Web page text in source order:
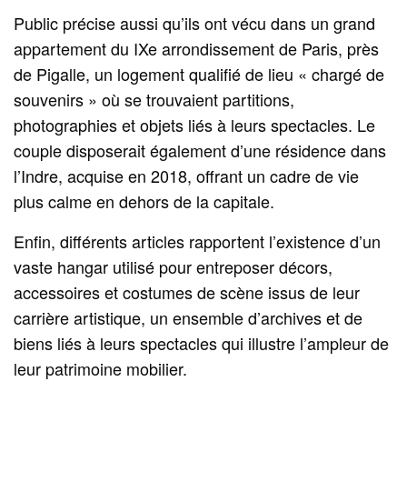
Public précise aussi qu’ils ont vécu dans un grand
appartement du IXe arrondissement de Paris, près
de Pigalle, un logement qualifié de lieu « chargé de
souvenirs » où se trouvaient partitions,
photographies et objets liés à leurs spectacles. Le
couple disposerait également d’une résidence dans
l’Indre, acquise en 2018, offrant un cadre de vie
plus calme en dehors de la capitale.
Enfin, différents articles rapportent l’existence d’un
vaste hangar utilisé pour entreposer décors,
accessoires et costumes de scène issus de leur
carrière artistique, un ensemble d’archives et de
biens liés à leurs spectacles qui illustre l’ampleur de
leur patrimoine mobilier.